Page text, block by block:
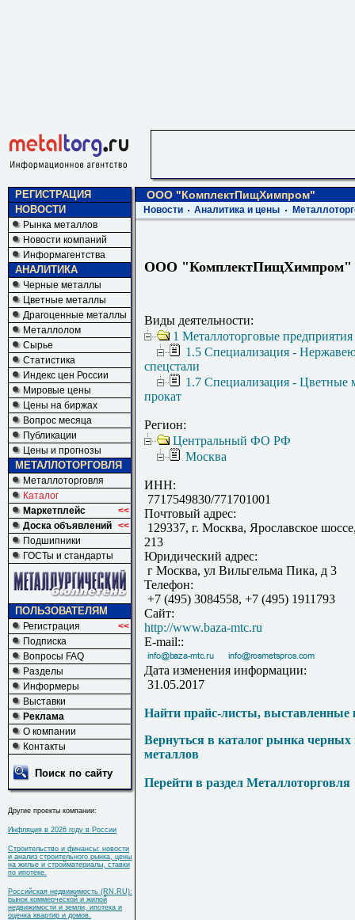
РЕГИСТРАЦИЯ
НОВОСТИ
Рынка металлов
Новости компаний
Информагентства
АНАЛИТИКА
Черные металлы
Цветные металлы
Драгоценные металлы
Металлолом
Сырье
Статистика
Индекс цен России
Мировые цены
Цены на биржах
Вопрос месяца
Публикации
Цены и прогнозы
МЕТАЛЛОТОРГОВЛЯ
Металлоторговля
Каталог
Маркетплейс
<<
Доска объявлений <<
Подшипники
ГОСТы и стандарты
ПОЛЬЗОВАТЕЛЯМ
Регистрация
<<
Подписка
Вопросы FAQ
Разделы
Информеры
Выставки
Реклама
О компании
Контакты
Поиск по сайту
Другие проекты компании:
Инфляция в 2026 году в России
Строительство и финансы: новости
и анализ строительного рынка, цены
на жилье и стройматериалы, ставки
по ипотеке.
Российская недвижимость (RN.RU):
рынок коммерческой и жилой
недвижимости и земли, ипотека и
оценка квартир и домов.
ООО "КомплектПищХимпром"
Новости Аналитика и цены
ООО "КомплектПищХимпром"
Виды деятельности:
1 Металлоторговые
1.5 Специализация -
спецстали
1.7 Специализация - Цветные
прокат
Регион:
Центральный ФО РФ
Москва
ИНН:
7717549830/771701001
Почтовый адрес:
129337, г. Москва, Ярославское
213
Юридический адрес:
г Москва, ул Вильгельма Пика, д 3
Телефон:
+7 (495) 3084558, +7 (495) 1911793
Сайт:
http://www.baza-mtc.ru
E-mail::
Дата изменения информации:
31.05.2017
Найти прайс-листы, выставленные
Вернуться в каталог рынка
металлов
Перейти в раздел Металлоторговля